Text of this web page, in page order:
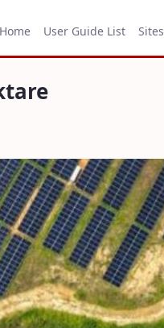
Home User Guide List Sites